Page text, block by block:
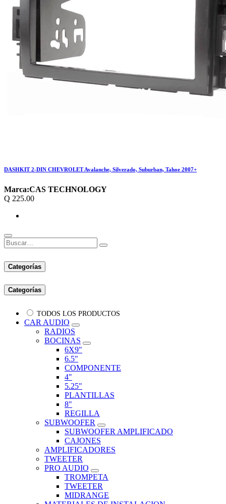
DASHKIT 2-DIN CHEVROLET Avalanche, Silverado, Suburban, Tahoe 2007+
Marca:CAS TECHNOLOGY
Q 225.00
Categorías
Categorías
TODOS LOS PRODUCTOS
CAR AUDIO
RADIOS
BOCINAS
6X9"
6.5"
COMPONENTE
4"
5.25"
PLANTILLAS
8"
REGILLA
SUBWOOFER
SUBWOOFER AMPLIFICADO
CAJONES
AMPLIFICADORES
TWEETER
PRO AUDIO
TROMPETA
TWEETER
MIDRANGE